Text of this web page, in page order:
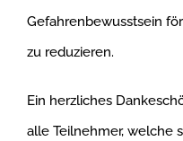
Gefahrenbewusstsein
zu reduzieren.
Ein herzliches
alle Teilnehmer, welche